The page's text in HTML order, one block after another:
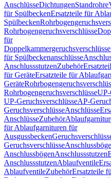
AnschlüsseDichtungenStandrohre
für SpülbeckenErsatzteile für
Spülbecken
Rohrbogengeruchsverschlüsse
für
Doppelkammergeruchsverschlüsse
für Spülbeckenanschlüsse
AnschlussstutzenZubehör
für GeräteErsatzteile für
Geräte
RohrbogengeruchsverschlüsseUP-
UP-GeruchsverschlüsseAP-
GeruchsverschlüsseAnschlüsse
AnschlüsseZubehör
für Ablaufgarnituren für
Ausgussbecken
Geruchsverschlüsse
AnschlussbögenAnschlussstutzen
AnschlussstutzenAblaufventile
AblaufventileZubehörErsatzteile